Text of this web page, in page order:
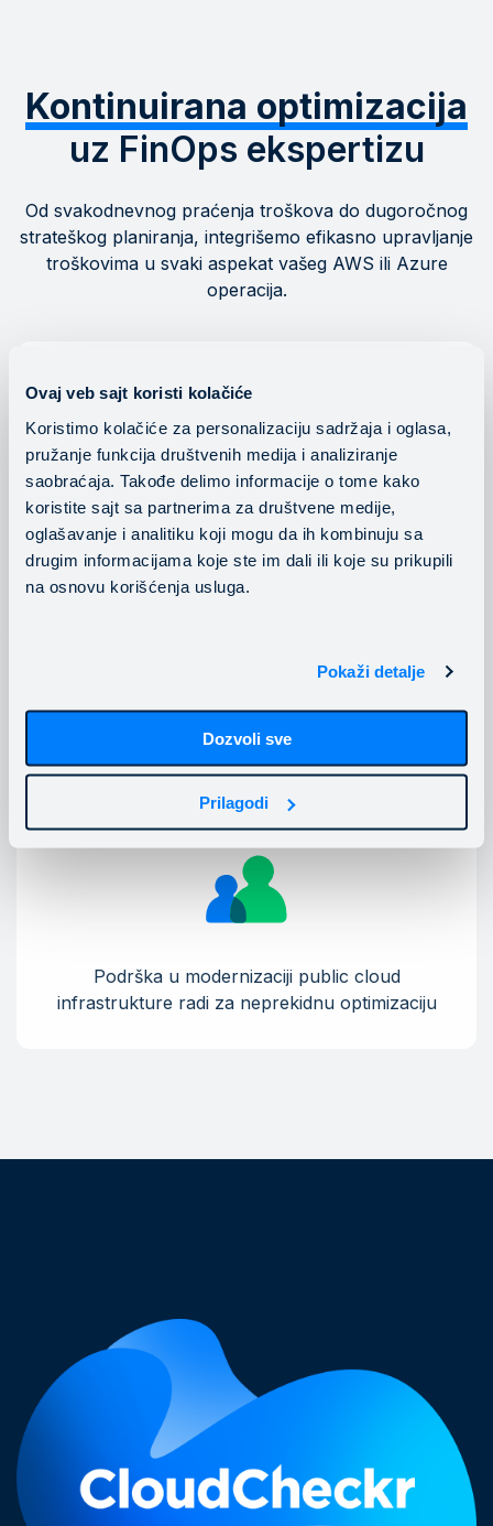
Ovaj veb sajt koristi kolačiće
Koristimo kolačiće za personalizaciju sadržaja i oglasa,
pružanje funkcija društvenih medija i analiziranje
saobraćaja. Takođe delimo informacije o tome kako
koristite sajt sa partnerima za društvene medije,
oglašavanje i analitiku koji mogu da ih kombinuju sa
drugim informacijama koje ste im dali ili koje su prikupili
na osnovu korišćenja usluga.
Pokaži detalje
Dozvoli sve
Prilagodi
Kontinuirana optimizacija
uz FinOps ekspertizu
Od svakodnevnog praćenja troškova do dugoročnog
strateškog planiranja, integrišemo efikasno upravljanje
troškovima u svaki aspekat vašeg AWS ili Azure
operacija.
Mesečni sastanci sa našim FinOps inženjerima
Podrška u modernizaciji public cloud
infrastrukture radi za neprekidnu optimizaciju